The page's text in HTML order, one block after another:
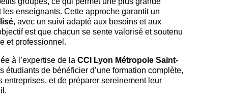
enseignants. Cette approche garantit un
, avec un suivi adapté aux besoins et aux
est que chacun se sente valorisé et soutenu
et professionnel.
à l’expertise de la CCI Lyon Métropole Saint-
étudiants de bénéficier d’une formation complète,
entreprises, et de préparer sereinement leur